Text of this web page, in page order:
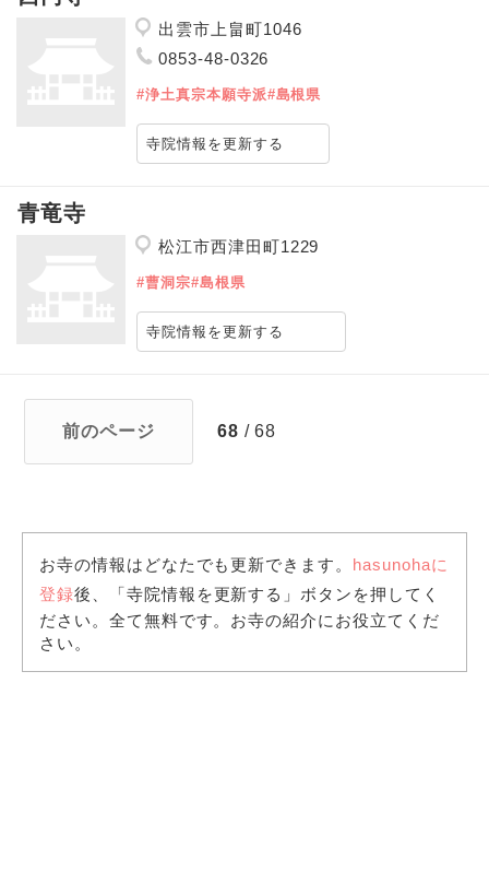
出雲市上畠町1046
0853-48-0326
#浄土真宗本願寺派#島根県
寺院情報を更新する
青竜寺
松江市西津田町1229
#曹洞宗#島根県
寺院情報を更新する
前のページ 68 / 68
お寺の情報はどなたでも更新できます。 hasunohaに
登録後、「寺院情報を更新する」ボタンを押してく
ださい。全て無料です。お寺の紹介にお役立てくだ
さい。